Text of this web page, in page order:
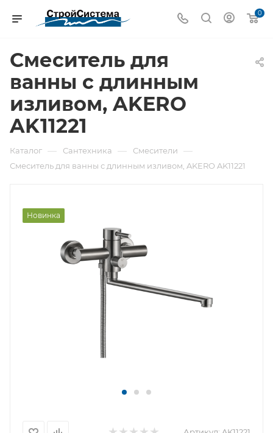
0
Смеситель для
ванны с длинным
изливом, AKERO
AK11221
Каталог — Сантехника — Смесители —
Смеситель для ванны с длинным изливом, AKERO AK11221
Новинка